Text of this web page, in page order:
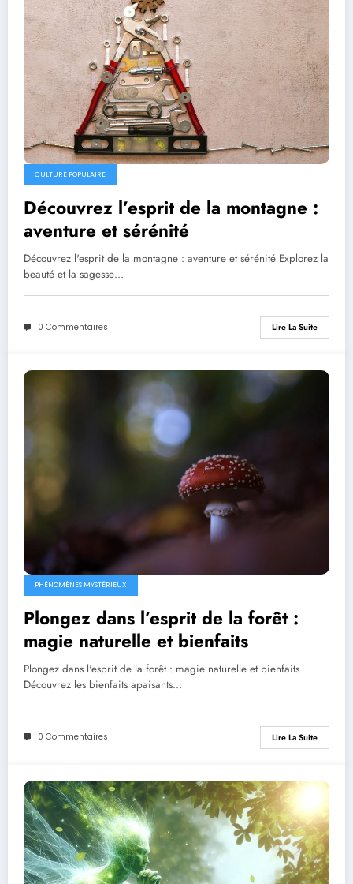
CULTURE POPULAIRE
Découvrez l’esprit de la montagne :
aventure et sérénité
Découvrez l'esprit de la montagne : aventure et sérénité Explorez la
beauté et la sagesse…
0 Commentaires Lire La Suite
PHÉNOMÈNES MYSTÉRIEUX
Plongez dans l’esprit de la forêt :
magie naturelle et bienfaits
Plongez dans l'esprit de la forêt : magie naturelle et bienfaits
Découvrez les bienfaits apaisants…
0 Commentaires Lire La Suite